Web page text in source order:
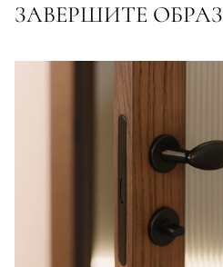
ЗАВЕРШИТЕ ОБРАЗ